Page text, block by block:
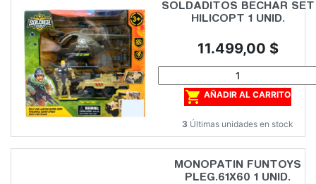
SOLDADITOS BECHAR SET
HILICOPT 1 UNID.
Precio
11.499,00 $
 AÑADIR AL CARRITO
3 Últimas unidades en stock
MONOPATIN FUNTOYS
PLEG.61X60 1 UNID.